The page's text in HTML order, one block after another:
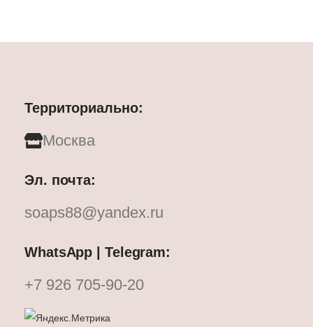
Территориально:
Москва
Эл. почта:
soaps88@yandex.ru
WhatsApp | Telegram:
+7 926 705-90-20